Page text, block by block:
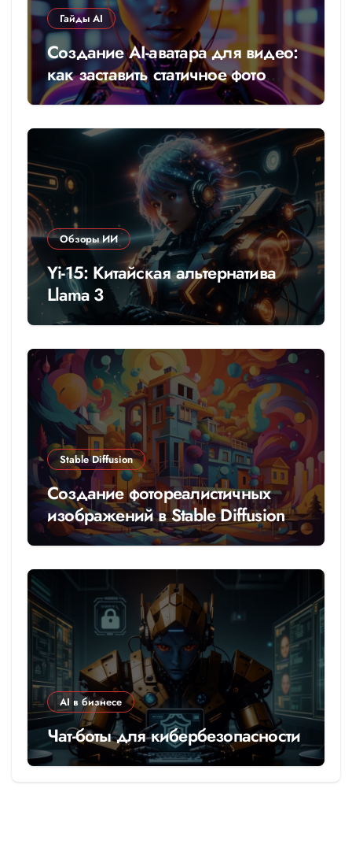
Гайды AI
Создание AI-аватара для видео:
как заставить статичное фото
говорить
Обзоры ИИ
Yi-15: Китайская альтернатива
Llama 3
Stable Diffusion
Создание фотореалистичных
изображений в Stable Diffusion
AI в бизнесе
Чат-боты для кибербезопасности